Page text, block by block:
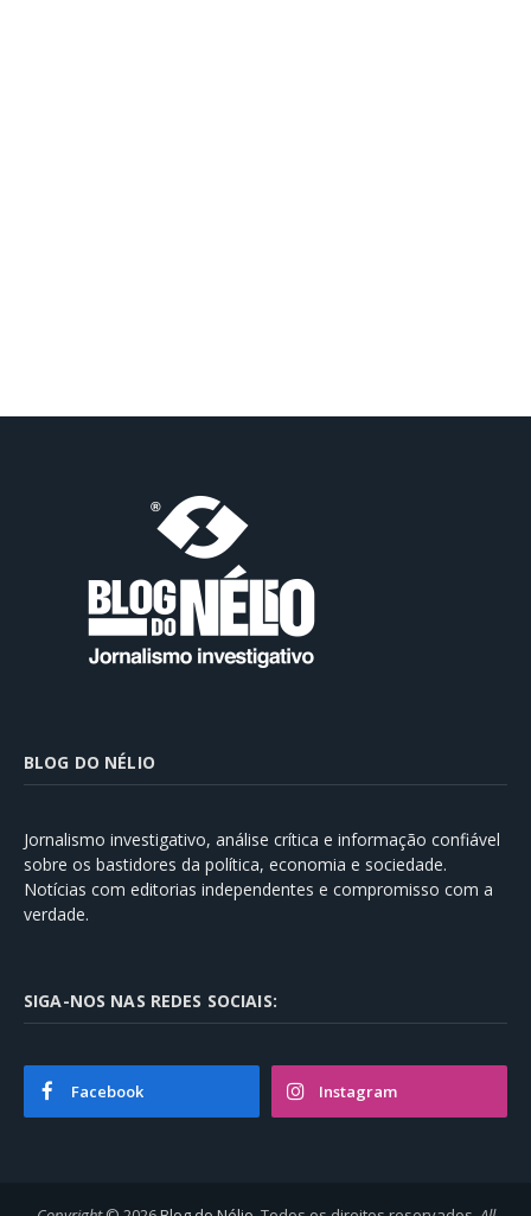
BLOG DO NÉLIO
Jornalismo investigativo, análise crítica e informação confiável
sobre os bastidores da política, economia e sociedade.
Notícias com editorias independentes e compromisso com a
verdade.
SIGA-NOS NAS REDES SOCIAIS:
Facebook Instagram